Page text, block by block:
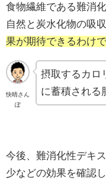
食物繊維である難消
自然と炭水化物の吸
果が期待できるわけ
快晴さん
ぽ
摂取するカロ
に蓄積される
今後、難消化性デキ
少などの効果を確認